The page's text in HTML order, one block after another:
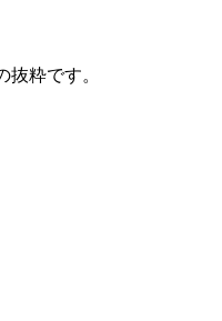
抜粋です。